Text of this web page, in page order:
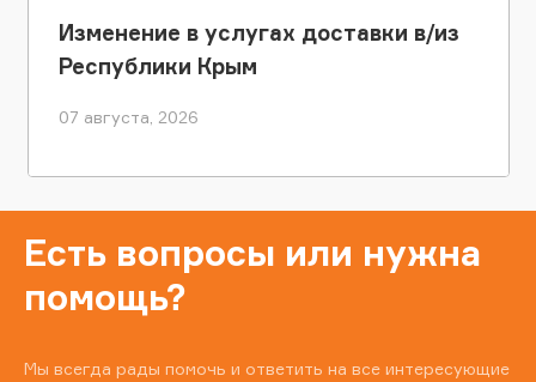
Изменение в услугах доставки в/из
Республики Крым
07 августа, 2026
Есть вопросы или нужна
помощь?
Мы всегда рады помочь и ответить на все интересующие